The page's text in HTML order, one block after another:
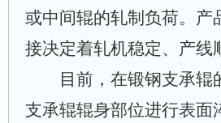
或中间辊的轧制负荷。产
接决定着轧机稳定、产线
目前，在锻钢支承辊
支承辊辊身部位进行表面